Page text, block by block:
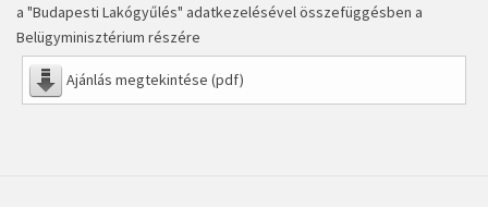
a "Budapesti Lakógyűlés" adatkezelésével összefüggésben a
Belügyminisztérium részére
Ajánlás megtekintése (pdf)